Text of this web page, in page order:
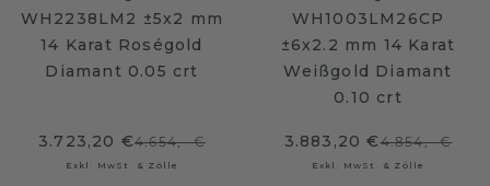
WH2238LM2 ±5x2 mm
14 Karat Roségold
Diamant 0.05 crt
3.723,20 €4.654,- €
Exkl. MwSt. & Zölle
WH1003LM26CP
±6x2.2 mm 14 Karat
Weißgold Diamant
0.10 crt
3.883,20 €4.854,- €
Exkl. MwSt. & Zölle